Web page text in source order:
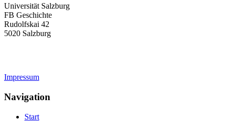
Universität Salzburg
FB Geschichte
Rudolfskai 42
5020 Salzburg
Impressum
Navigation
Start